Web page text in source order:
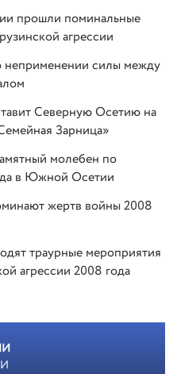
прошли поминальные
агрессии
силы между
Северную Осетию на
Зарница»
молебен по
в Южной Осетии
жертв войны 2008
траурные мероприятия
агрессии 2008 года